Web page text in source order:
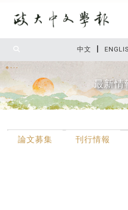
中文 |
最新情
論文募集 刊行情報